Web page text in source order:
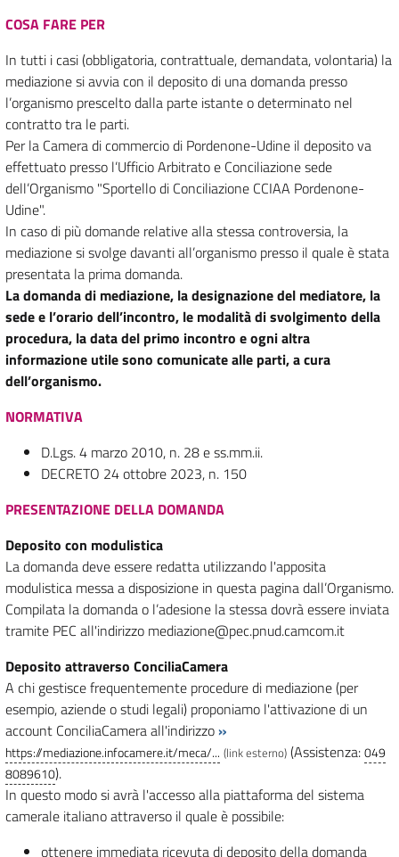
COSA FARE PER
In tutti i casi (obbligatoria, contrattuale, demandata, volontaria) la
mediazione si avvia con il deposito di una domanda presso
l’organismo prescelto dalla parte istante o determinato nel
contratto tra le parti.
Per la Camera di commercio di Pordenone-Udine il deposito va
effettuato presso l’Ufficio Arbitrato e Conciliazione sede
dell’Organismo "Sportello di Conciliazione CCIAA Pordenone-
Udine".
In caso di più domande relative alla stessa controversia, la
mediazione si svolge davanti all’organismo presso il quale è stata
presentata la prima domanda.
La domanda di mediazione, la designazione del mediatore, la
sede e l’orario dell’incontro, le modalità di svolgimento della
procedura, la data del primo incontro e ogni altra
informazione utile sono comunicate alle parti, a cura
dell’organismo.
NORMATIVA
D.Lgs. 4 marzo 2010, n. 28 e ss.mm.ii.
DECRETO 24 ottobre 2023, n. 150
PRESENTAZIONE DELLA DOMANDA
Deposito con modulistica
La domanda deve essere redatta utilizzando l'apposita
modulistica messa a disposizione in questa pagina dall’Organismo.
Compilata la domanda o l’adesione la stessa dovrà essere inviata
tramite PEC all'indirizzo mediazione@pec.pnud.camcom.it
Deposito attraverso ConciliaCamera
A chi gestisce frequentemente procedure di mediazione (per
esempio, aziende o studi legali) proponiamo l'attivazione di un
account ConciliaCamera all'indirizzo»
https://mediazione.infocamere.it/meca/... (link esterno) (Assistenza:049
8089610).
In questo modo si avrà l'accesso alla piattaforma del sistema
camerale italiano attraverso il quale è possibile:
ottenere immediata ricevuta di deposito della domanda